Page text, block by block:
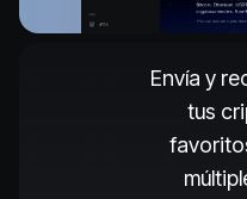
Envía y
tus